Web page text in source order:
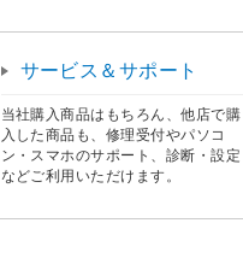
サービス＆サポート
当社購入商品はもちろん、他店で購
入した商品も、修理受付やパソコ
ン・スマホのサポート、診断・設定
などご利用いただけます。